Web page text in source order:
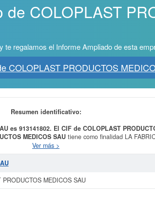
COLOPLAST
te regalamos el Informe Ampliado de esta
COLOPLAST PRODUCTOS
Resumen identificativo:
es 913141802. El CIF de COLOPLAST
MEDICOS SAU tiene como finalidad LA
VENTA Y COMERCIALIZACION DE
es 4646 - Comercio al por mayor de productos
empresas corresponde al número 51220000. El
subvenciones para esta empresa y otras
PRODUCTOS MEDICOS SAU puede
Ver más >
PRODUCTOS MEDICOS SAU